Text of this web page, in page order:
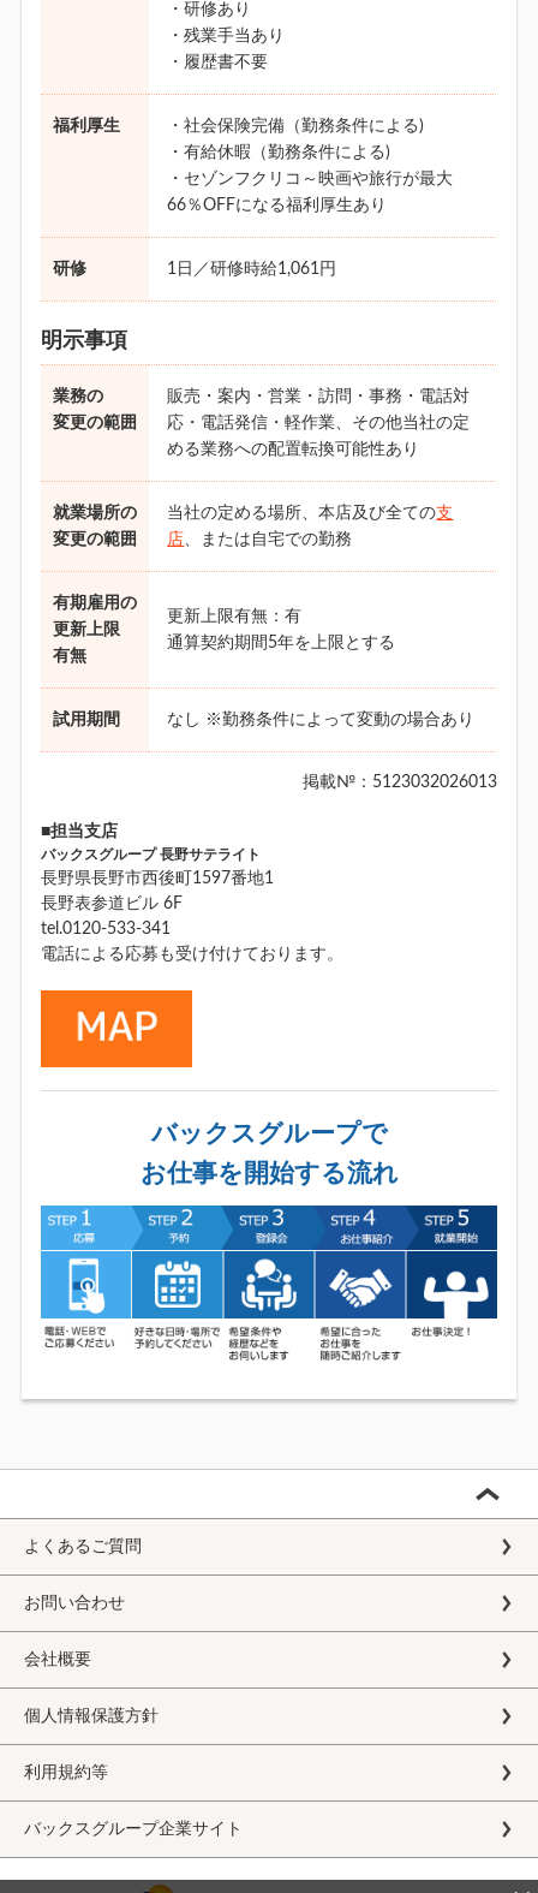
・研修あり
・残業手当あり
・履歴書不要
福利厚生
・社会保険完備（勤務条件による)
・有給休暇（勤務条件による)
・セゾンフクリコ～映画や旅行が最大
66％OFFになる福利厚生あり
研修 1日／研修時給1,061円
明示事項
業務の
変更の範囲
販売・案内・営業・訪問・事務・電話対
応・電話発信・軽作業、その他当社の定
める業務への配置転換可能性あり
就業場所の
変更の範囲
当社の定める場所、本店及び全ての支
店、または自宅での勤務
有期雇用の
更新上限
有無
更新上限有無：有
通算契約期間5年を上限とする
試用期間 なし ※勤務条件によって変動の場合あり
掲載№：5123032026013
■担当支店
バックスグループ 長野サテライト
長野県長野市西後町1597番地1
長野表参道ビル 6F
tel.0120-533-341
電話による応募も受け付けております。
バックスグループで
お仕事を開始する流れ
よくあるご質問
お問い合わせ
会社概要
個人情報保護方針
利用規約等
バックスグループ企業サイト